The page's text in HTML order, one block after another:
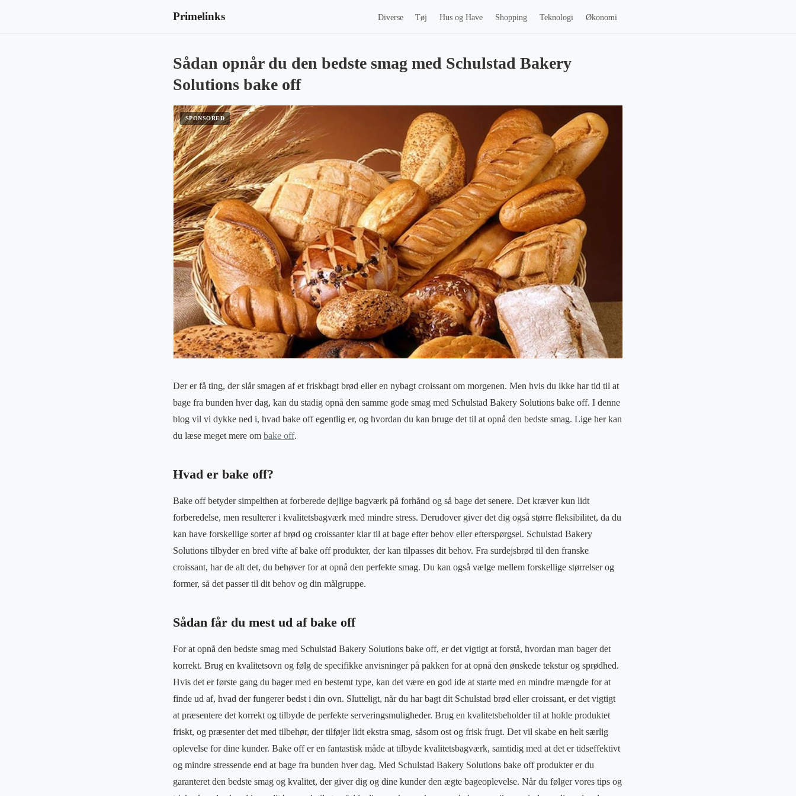
Primelinks Diverse Tøj Hus og Have Shopping Teknologi Økonomi
Sådan opnår du den bedste smag med Schulstad Bakery
Solutions bake off
Der er få ting, der slår smagen af et friskbagt brød eller en nybagt croissant om morgenen. Men hvis du ikke har tid til at
bage fra bunden hver dag, kan du stadig opnå den samme gode smag med Schulstad Bakery Solutions bake off. I denne
blog vil vi dykke ned i, hvad bake off egentlig er, og hvordan du kan bruge det til at opnå den bedste smag. Lige her kan
du læse meget mere om bake off.
Hvad er bake off?
Bake off betyder simpelthen at forberede dejlige bagværk på forhånd og så bage det senere. Det kræver kun lidt
forberedelse, men resulterer i kvalitetsbagværk med mindre stress. Derudover giver det dig også større fleksibilitet, da du
kan have forskellige sorter af brød og croissanter klar til at bage efter behov eller efterspørgsel. Schulstad Bakery
Solutions tilbyder en bred vifte af bake off produkter, der kan tilpasses dit behov. Fra surdejsbrød til den franske
croissant, har de alt det, du behøver for at opnå den perfekte smag. Du kan også vælge mellem forskellige størrelser og
former, så det passer til dit behov og din målgruppe.
Sådan får du mest ud af bake off
For at opnå den bedste smag med Schulstad Bakery Solutions bake off, er det vigtigt at forstå, hvordan man bager det
korrekt. Brug en kvalitetsovn og følg de specifikke anvisninger på pakken for at opnå den ønskede tekstur og sprødhed.
Hvis det er første gang du bager med en bestemt type, kan det være en god ide at starte med en mindre mængde for at
finde ud af, hvad der fungerer bedst i din ovn. Slutteligt, når du har bagt dit Schulstad brød eller croissant, er det vigtigt
at præsentere det korrekt og tilbyde de perfekte serveringsmuligheder. Brug en kvalitetsbeholder til at holde produktet
friskt, og præsenter det med tilbehør, der tilføjer lidt ekstra smag, såsom ost og frisk frugt. Det vil skabe en helt særlig
oplevelse for dine kunder. Bake off er en fantastisk måde at tilbyde kvalitetsbagværk, samtidig med at det er tidseffektivt
og mindre stressende end at bage fra bunden hver dag. Med Schulstad Bakery Solutions bake off produkter er du
garanteret den bedste smag og kvalitet, der giver dig og dine kunder den ægte bageoplevelse. Når du følger vores tips og